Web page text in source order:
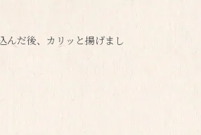
んだ後、カリッと揚げまし